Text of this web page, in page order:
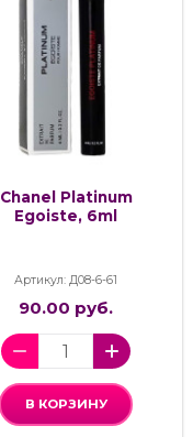
Chanel Platinum
Egoiste, 6ml
Артикул: Д08-6-61
90.00 руб.
В КОРЗИНУ